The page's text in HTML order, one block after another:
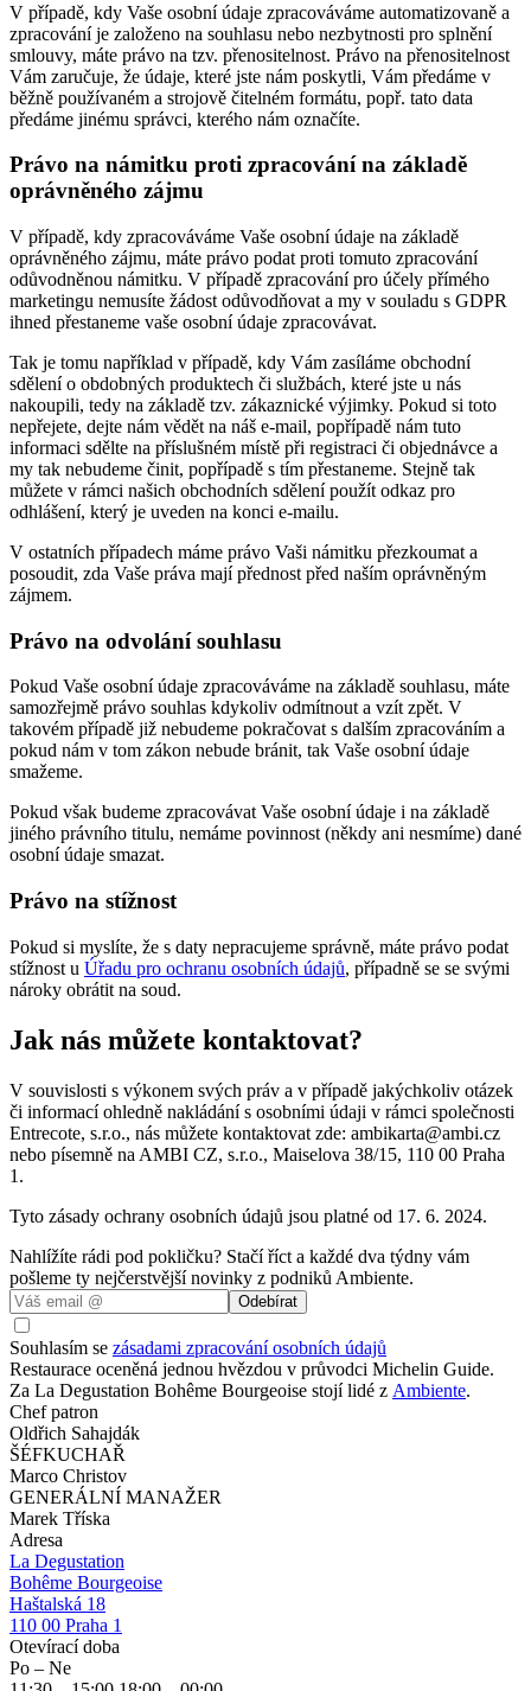
V případě, kdy Vaše osobní údaje zpracováváme automatizovaně a
zpracování je založeno na souhlasu nebo nezbytnosti pro splnění
smlouvy, máte právo na tzv. přenositelnost. Právo na přenositelnost
Vám zaručuje, že údaje, které jste nám poskytli, Vám předáme v
běžně používaném a strojově čitelném formátu, popř. tato data
předáme jinému správci, kterého nám označíte.
Právo na námitku proti zpracování na základě
oprávněného zájmu
V případě, kdy zpracováváme Vaše osobní údaje na základě
oprávněného zájmu, máte právo podat proti tomuto zpracování
odůvodněnou námitku. V případě zpracování pro účely přímého
marketingu nemusíte žádost odůvodňovat a my v souladu s GDPR
ihned přestaneme vaše osobní údaje zpracovávat.
Tak je tomu například v případě, kdy Vám zasíláme obchodní
sdělení o obdobných produktech či službách, které jste u nás
nakoupili, tedy na základě tzv. zákaznické výjimky. Pokud si toto
nepřejete, dejte nám vědět na náš e-mail, popřípadě nám tuto
informaci sdělte na příslušném místě při registraci či objednávce a
my tak nebudeme činit, popřípadě s tím přestaneme. Stejně tak
můžete v rámci našich obchodních sdělení použít odkaz pro
odhlášení, který je uveden na konci e-mailu.
V ostatních případech máme právo Vaši námitku přezkoumat a
posoudit, zda Vaše práva mají přednost před naším oprávněným
zájmem.
Právo na odvolání souhlasu
Pokud Vaše osobní údaje zpracováváme na základě souhlasu, máte
samozřejmě právo souhlas kdykoliv odmítnout a vzít zpět. V
takovém případě již nebudeme pokračovat s dalším zpracováním a
pokud nám v tom zákon nebude bránit, tak Vaše osobní údaje
smažeme.
Pokud však budeme zpracovávat Vaše osobní údaje i na základě
jiného právního titulu, nemáme povinnost (někdy ani nesmíme) dané
osobní údaje smazat.
Právo na stížnost
Pokud si myslíte, že s daty nepracujeme správně, máte právo podat
stížnost u Úřadu pro ochranu osobních údajů, případně se se svými
nároky obrátit na soud.
Jak nás můžete kontaktovat?
V souvislosti s výkonem svých práv a v případě jakýchkoliv otázek
či informací ohledně nakládání s osobními údaji v rámci společnosti
Entrecote, s.r.o., nás můžete kontaktovat zde: ambikarta@ambi.cz
nebo písemně na AMBI CZ, s.r.o., Maiselova 38/15, 110 00 Praha
1.
Tyto zásady ochrany osobních údajů jsou platné od 17. 6. 2024.
Nahlížíte rádi pod pokličku? Stačí říct a každé dva týdny vám
pošleme ty nejčerstvější novinky z podniků Ambiente.
Odebírat
Souhlasím se zásadami zpracování osobních údajů
Restaurace oceněná jednou hvězdou v průvodci Michelin Guide.
Za La Degustation Bohême Bourgeoise stojí lidé z Ambiente.
Chef patron
Oldřich Sahajdák
ŠÉFKUCHAŘ
Marco Christov
GENERÁLNÍ MANAŽER
Marek Tříska
Adresa
La Degustation
Bohême Bourgeoise
Haštalská 18
110 00 Praha 1
Otevírací doba
Po – Ne